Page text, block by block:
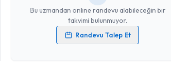
Bu uzmandan online randevu alabileceğin bir
takvimi bulunmuyor.
Randevu Talep Et
Kişisel verilerimin işlenmesine ilişkinAydınlatma Metni
Randevu Takvimi Talebi